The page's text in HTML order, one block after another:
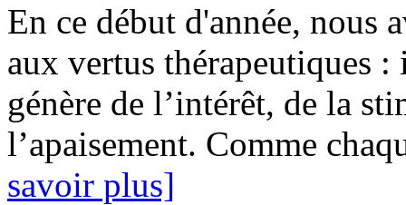
En ce début d'année, nous
aux vertus thérapeutiques
génère de l’intérêt, de la
l’apaisement. Comme
savoir plus]